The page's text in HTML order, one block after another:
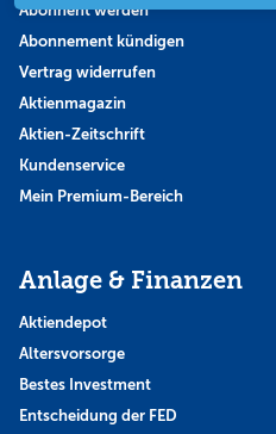
Abonnent werden
Abonnement kündigen
Vertrag widerrufen
Aktienmagazin
Aktien-Zeitschrift
Kundenservice
Mein Premium-Bereich
Anlage & Finanzen
Aktiendepot
Altersvorsorge
Bestes Investment
Entscheidung der FED